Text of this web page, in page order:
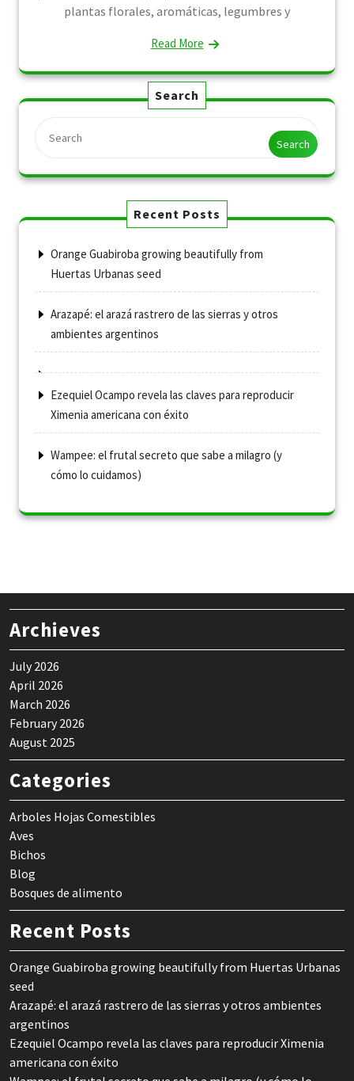
plantas florales, aromáticas, legumbres y
Read More
Search
Search
Recent Posts
Orange Guabiroba growing beautifully from
Huertas Urbanas seed
Arazapé: el arazá rastrero de las sierras y otros
ambientes argentinos
Ezequiel Ocampo revela las claves para reproducir
Ximenia americana con éxito
Wampee: el frutal secreto que sabe a milagro (y
cómo lo cuidamos)
Archieves
July 2026
April 2026
March 2026
February 2026
August 2025
Categories
Arboles Hojas Comestibles
Aves
Bichos
Blog
Bosques de alimento
Recent Posts
Orange Guabiroba growing beautifully from Huertas Urbanas
seed
Arazapé: el arazá rastrero de las sierras y otros ambientes
argentinos
Ezequiel Ocampo revela las claves para reproducir Ximenia
americana con éxito